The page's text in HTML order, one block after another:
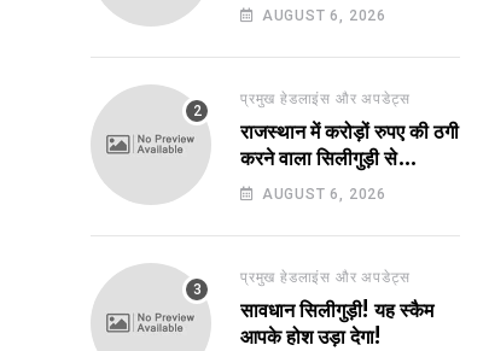
AUGUST 6, 2026
प्रमुख हेडलाइंस और अपडेट्स
राजस्थान में करोड़ों रुपए की ठगी
करने वाला सिलीगुड़ी से
गिरफ्तार!
AUGUST 6, 2026
प्रमुख हेडलाइंस और अपडेट्स
सावधान सिलीगुड़ी! यह स्कैम
आपके होश उड़ा देगा!